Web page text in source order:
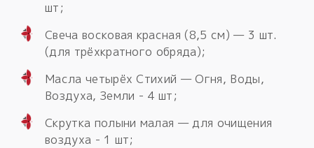
шт;
Свеча восковая красная (8,5 см) — 3 шт.
(для трёхкратного обряда);
Масла четырёх Стихий — Огня, Воды,
Воздуха, Земли - 4 шт;
Скрутка полыни малая — для очищения
воздуха - 1 шт;